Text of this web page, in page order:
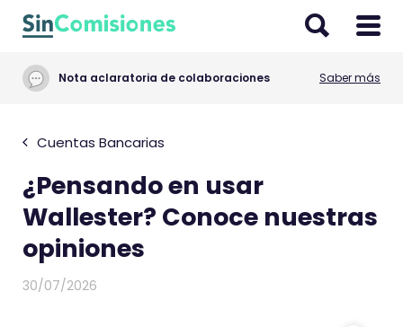
Nota aclaratoria de colaboraciones Saber más
Cuentas Bancarias
¿Pensando en usar
Wallester? Conoce nuestras
opiniones
30/07/2026